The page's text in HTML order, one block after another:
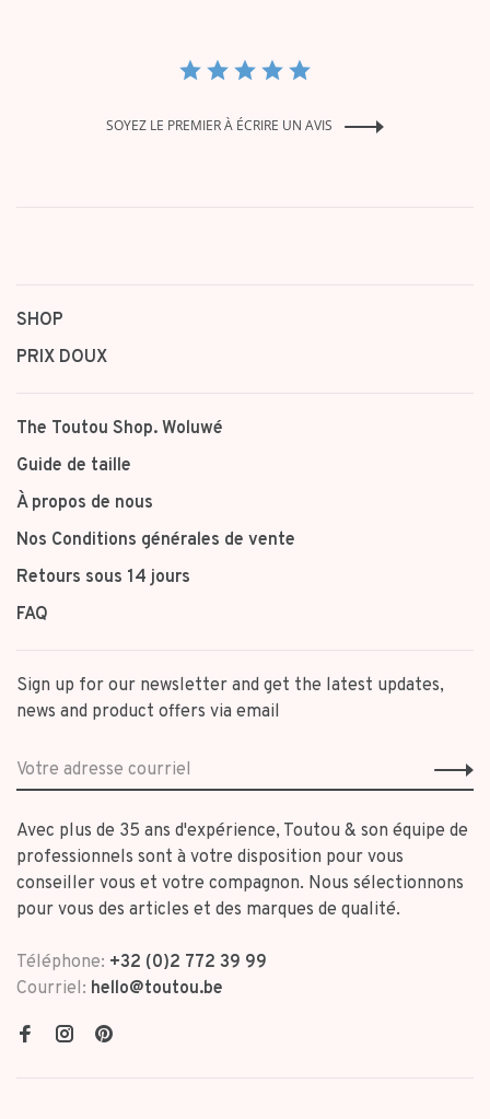
SOYEZ LE PREMIER À ÉCRIRE UN AVIS
SHOP
PRIX DOUX
The Toutou Shop. Woluwé
Guide de taille
À propos de nous
Nos Conditions générales de vente
Retours sous 14 jours
FAQ
Sign up for our newsletter and get the latest updates,
news and product offers via email
Avec plus de 35 ans d'expérience, Toutou & son équipe de
professionnels sont à votre disposition pour vous
conseiller vous et votre compagnon. Nous sélectionnons
pour vous des articles et des marques de qualité.
Téléphone: +32 (0)2 772 39 99
Courriel: hello@toutou.be